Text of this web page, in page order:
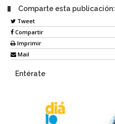
Comparte esta publicación:
Tweet
Compartir
Imprimir
Mail
Entérate